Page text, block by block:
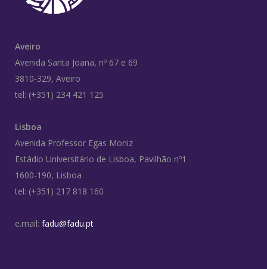
Aveiro
Avenida Santa Joana, nº 67 e 69
3810-329, Aveiro
tel: (+351) 234 421 125
Lisboa
Avenida Professor Egas Moniz
Estádio Universitário de Lisboa, Pavilhão nº1
1600-190, Lisboa
tel: (+351) 217 818 160
e.mail: fadu@fadu.pt